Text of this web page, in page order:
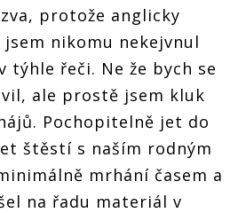
protože anglicky
nikomu nekejvnul
týhle řeči. Ne že bych se
ale prostě jsem kluk
Pochopitelně jet do
štěstí s naším rodným
mrhání časem a
na řadu materiál v